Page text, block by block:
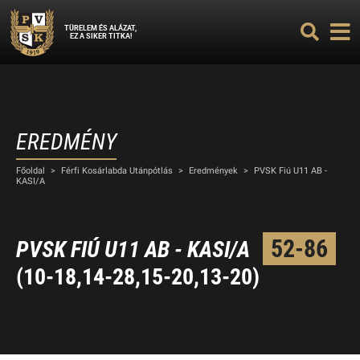
TÜRELEM ÉS ALÁZAT,
EZ A SIKER TITKA!
EREDMÉNY
Főoldal > Férfi Kosárlabda Utánpótlás > Eredmények >
PVSK Fiú U11 AB -
KASI/A
PVSK FIÚ U11 AB - KASI/A 52-86
(10-18,14-28,15-20,13-20)